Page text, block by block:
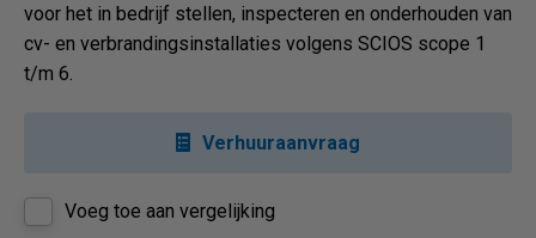
voor het in bedrijf stellen, inspecteren en onderhouden van
cv- en verbrandingsinstallaties volgens SCIOS scope 1
t/m 6.
Verhuuraanvraag
Voeg toe aan vergelijking